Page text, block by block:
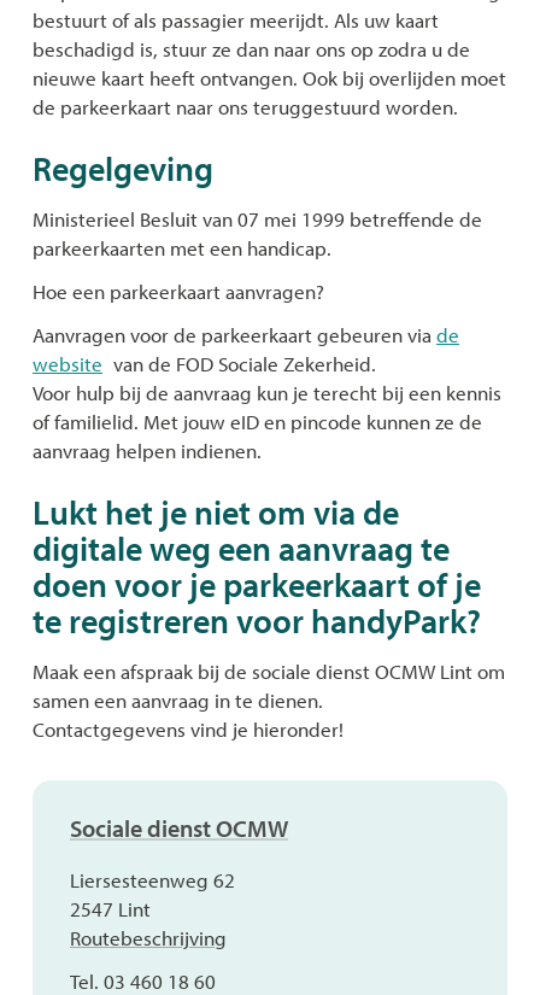
bestuurt of als passagier meerijdt. Als uw kaart
beschadigd is, stuur ze dan naar ons op zodra u de
nieuwe kaart heeft ontvangen. Ook bij overlijden moet
de parkeerkaart naar ons teruggestuurd worden.
Regelgeving
Ministerieel Besluit van 07 mei 1999 betreffende de
parkeerkaarten met een handicap.
Hoe een parkeerkaart aanvragen?
Aanvragen voor de parkeerkaart gebeuren via de
website van de FOD Sociale Zekerheid.
Voor hulp bij de aanvraag kun je terecht bij een kennis
of familielid. Met jouw eID en pincode kunnen ze de
aanvraag helpen indienen.
Lukt het je niet om via de
digitale weg een aanvraag te
doen voor je parkeerkaart of je
te registreren voor handyPark?
Maak een afspraak bij de sociale dienst OCMW Lint om
samen een aanvraag in te dienen.
Contactgegevens vind je hieronder!
Contact
Sociale dienst OCMW
Adres
Liersesteenweg 62
,2547 Lint
Routebeschrijving
Tel. 03 460 18 60